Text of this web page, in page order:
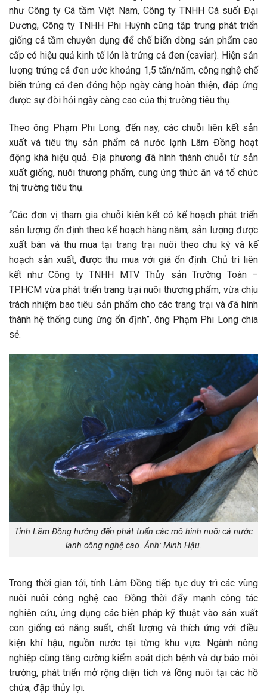
như Công ty Cá tầm Việt Nam, Công ty TNHH Cá suối Đại
Dương, Công ty TNHH Phi Huỳnh cũng tập trung phát triển
giống cá tầm chuyên dụng để chế biến dòng sản phẩm cao
cấp có hiệu quả kinh tế lớn là trứng cá đen (caviar). Hiện sản
lượng trứng cá đen ước khoảng 1,5 tấn/năm, công nghệ chế
biến trứng cá đen đóng hộp ngày càng hoàn thiện, đáp ứng
được sự đòi hỏi ngày càng cao của thị trường tiêu thụ.
Theo ông Phạm Phi Long, đến nay, các chuỗi liên kết sản
xuất và tiêu thụ sản phẩm cá nước lạnh Lâm Đồng hoạt
động khá hiệu quả. Địa phương đã hình thành chuỗi từ sản
xuất giống, nuôi thương phẩm, cung ứng thức ăn và tổ chức
thị trường tiêu thụ.
“Các đơn vị tham gia chuỗi kiên kết có kế hoạch phát triển
sản lượng ổn định theo kế hoạch hàng năm, sản lượng được
xuất bán và thu mua tại trang trại nuôi theo chu kỳ và kế
hoạch sản xuất, được thu mua với giá ổn định. Chủ trì liên
kết như Công ty TNHH MTV Thủy sản Trường Toàn –
TP.HCM vừa phát triển trang trại nuôi thương phẩm, vừa chịu
trách nhiệm bao tiêu sản phẩm cho các trang trại và đã hình
thành hệ thống cung ứng ổn định”, ông Phạm Phi Long chia
sẻ.
Tỉnh Lâm Đồng hướng đến phát triển các mô hình nuôi cá nước
lạnh công nghệ cao. Ảnh: Minh Hậu.
Trong thời gian tới, tỉnh Lâm Đồng tiếp tục duy trì các vùng
nuôi nuôi công nghệ cao. Đồng thời đẩy mạnh công tác
nghiên cứu, ứng dụng các biện pháp kỹ thuật vào sản xuất
con giống có năng suất, chất lượng và thích ứng với điều
kiện khí hậu, nguồn nước tại từng khu vực. Ngành nông
nghiệp cũng tăng cường kiểm soát dịch bệnh và dự báo môi
trường, phát triển mở rộng diện tích và lồng nuôi tại các hồ
chứa, đập thủy lợi.